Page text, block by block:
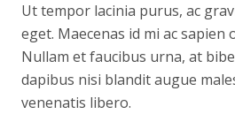
Ut tempor lacinia purus, ac
eget. Maecenas id mi ac sapien
Nullam et faucibus urna, at
dapibus nisi blandit augue
venenatis libero.